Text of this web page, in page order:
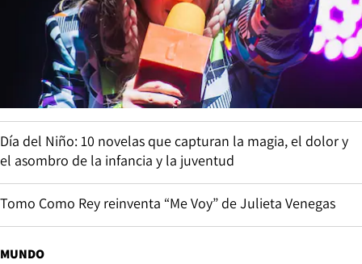
Día del Niño: 10 novelas que capturan la magia, el dolor y
el asombro de la infancia y la juventud
Tomo Como Rey reinventa “Me Voy” de Julieta Venegas
MUNDO